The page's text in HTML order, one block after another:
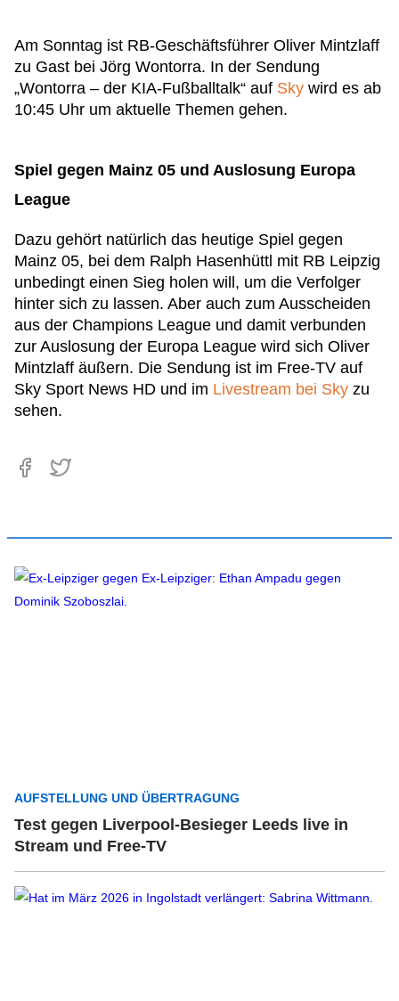
Am Sonntag ist RB-Geschäftsführer Oliver Mintzlaff
zu Gast bei Jörg Wontorra. In der Sendung
„Wontorra – der KIA-Fußballtalk“ auf Sky wird es ab
10:45 Uhr um aktuelle Themen gehen.
Spiel gegen Mainz 05 und Auslosung Europa
League
Dazu gehört natürlich das heutige Spiel gegen
Mainz 05, bei dem Ralph Hasenhüttl mit RB Leipzig
unbedingt einen Sieg holen will, um die Verfolger
hinter sich zu lassen. Aber auch zum Ausscheiden
aus der Champions League und damit verbunden
zur Auslosung der Europa League wird sich Oliver
Mintzlaff äußern. Die Sendung ist im Free-TV auf
Sky Sport News HD und im Livestream bei Sky zu
sehen.
AUFSTELLUNG UND ÜBERTRAGUNG
Test gegen Liverpool-Besieger Leeds live in
Stream und Free-TV